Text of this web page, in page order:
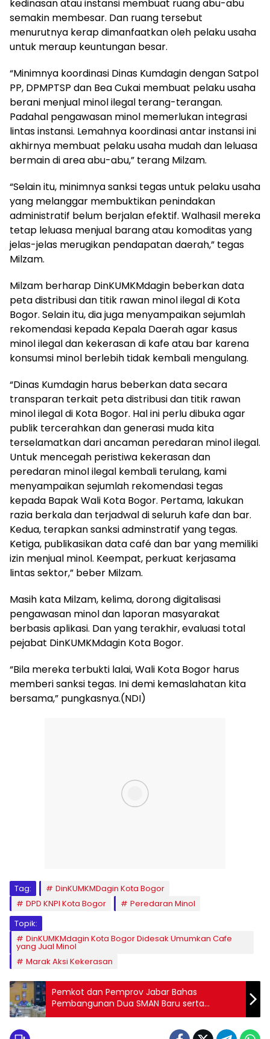
kedinasan atau instansi membuat ruang abu-abu
semakin membesar. Dan ruang tersebut
menurutnya kerap dimanfaatkan oleh pelaku usaha
untuk meraup keuntungan besar.
“Minimnya koordinasi Dinas Kumdagin dengan Satpol
PP, DPMPTSP dan Bea Cukai membuat pelaku usaha
berani menjual minol ilegal terang-terangan.
Padahal pengawasan minol memerlukan integrasi
lintas instansi. Lemahnya koordinasi antar instansi ini
akhirnya membuat pelaku usaha mudah dan leluasa
bermain di area abu-abu,” terang Milzam.
“Selain itu, minimnya sanksi tegas untuk pelaku usaha
yang melanggar membuktikan penindakan
administratif belum berjalan efektif. Walhasil mereka
tetap leluasa menjual barang atau komoditas yang
jelas-jelas merugikan pendapatan daerah,” tegas
Milzam.
Milzam berharap DinKUMKMdagin beberkan data
peta distribusi dan titik rawan minol ilegal di Kota
Bogor. Selain itu, dia juga menyampaikan sejumlah
rekomendasi kepada Kepala Daerah agar kasus
minol ilegal dan kekerasan di kafe atau bar karena
konsumsi minol berlebih tidak kembali mengulang.
“Dinas Kumdagin harus beberkan data secara
transparan terkait peta distribusi dan titik rawan
minol ilegal di Kota Bogor. Hal ini perlu dibuka agar
publik tercerahkan dan generasi muda kita
terselamatkan dari ancaman peredaran minol ilegal.
Untuk mencegah peristiwa kekerasan dan
peredaran minol ilegal kembali terulang, kami
menyampaikan sejumlah rekomendasi tegas
kepada Bapak Wali Kota Bogor. Pertama, lakukan
razia berkala dan terjadwal di seluruh kafe dan bar.
Kedua, terapkan sanksi adminstratif yang tegas.
Ketiga, publikasikan data café dan bar yang memiliki
izin menjual minol. Keempat, perkuat kerjasama
lintas sektor,” beber Milzam.
Masih kata Milzam, kelima, dorong digitalisasi
pengawasan minol dan laporan masyarakat
berbasis aplikasi. Dan yang terakhir, evaluasi total
pejabat DinKUMKMdagin Kota Bogor.
“Bila mereka terbukti lalai, Wali Kota Bogor harus
memberi sanksi tegas. Ini demi kemaslahatan kita
bersama,” pungkasnya.(NDI)
Tag:
DinKUMKMDagin Kota Bogor
DPD KNPI Kota Bogor
Peredaran Minol
Topik:
DinKUMKMdagin Kota Bogor Didesak Umumkan Cafe
yang Jual Minol
Marak Aksi Kekerasan
Pemkot dan Pemprov Jabar Bahas
Pembangunan Dua SMAN Baru serta
Perluasan SMAN 5